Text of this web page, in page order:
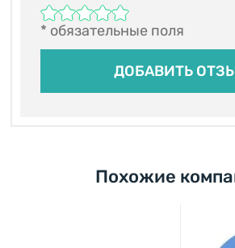
* обязательные поля
Похожие